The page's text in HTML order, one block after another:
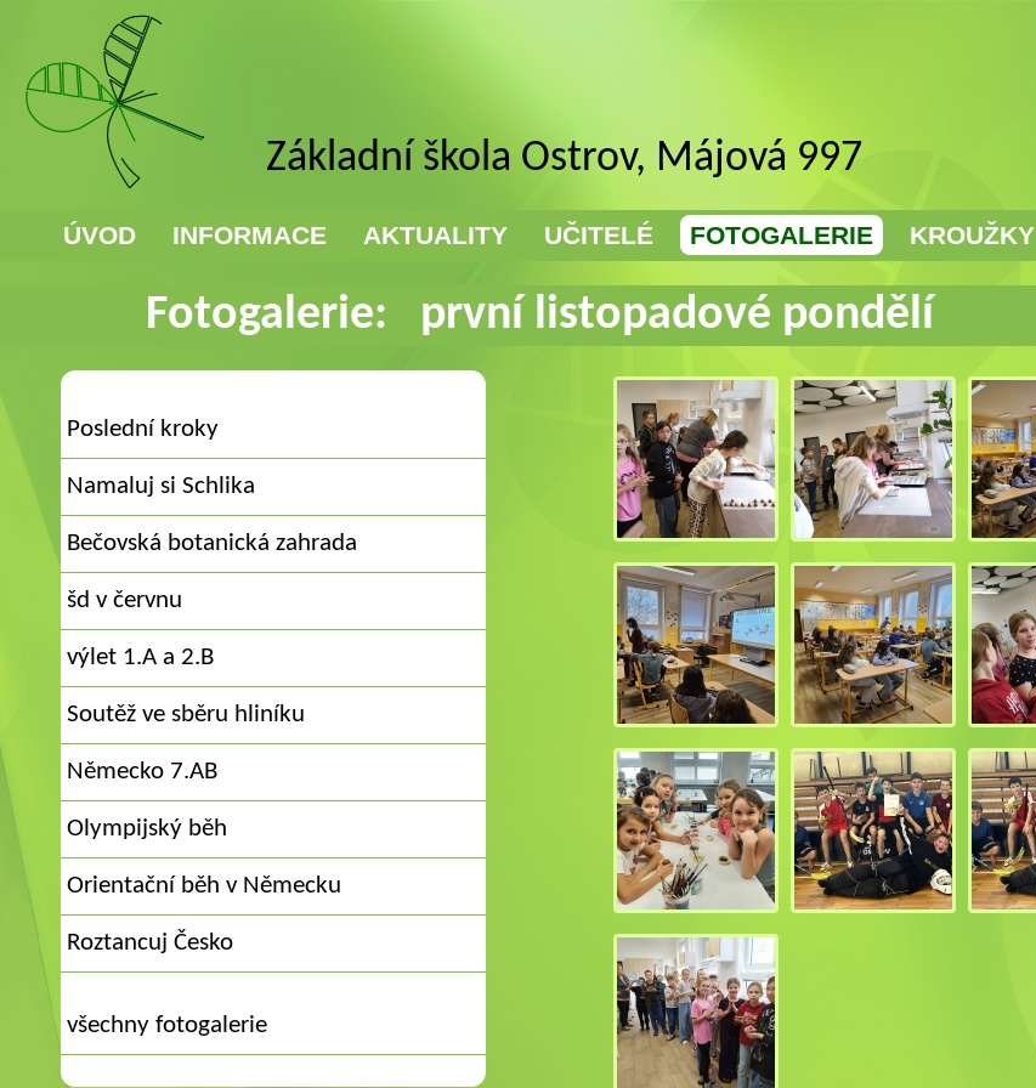
Základní škola Ostrov, Májová 997
ÚVOD INFORMACE AKTUALITY UČITELÉ FOTOGALERIE KROUŽKY
Fotogalerie: první listopadové pondělí
Poslední kroky
Namaluj si Schlika
Bečovská botanická zahrada
šd v červnu
výlet 1.A a 2.B
Soutěž ve sběru hliníku
Německo 7.AB
Olympijský běh
Orientační běh v Německu
Roztancuj Česko
všechny fotogalerie